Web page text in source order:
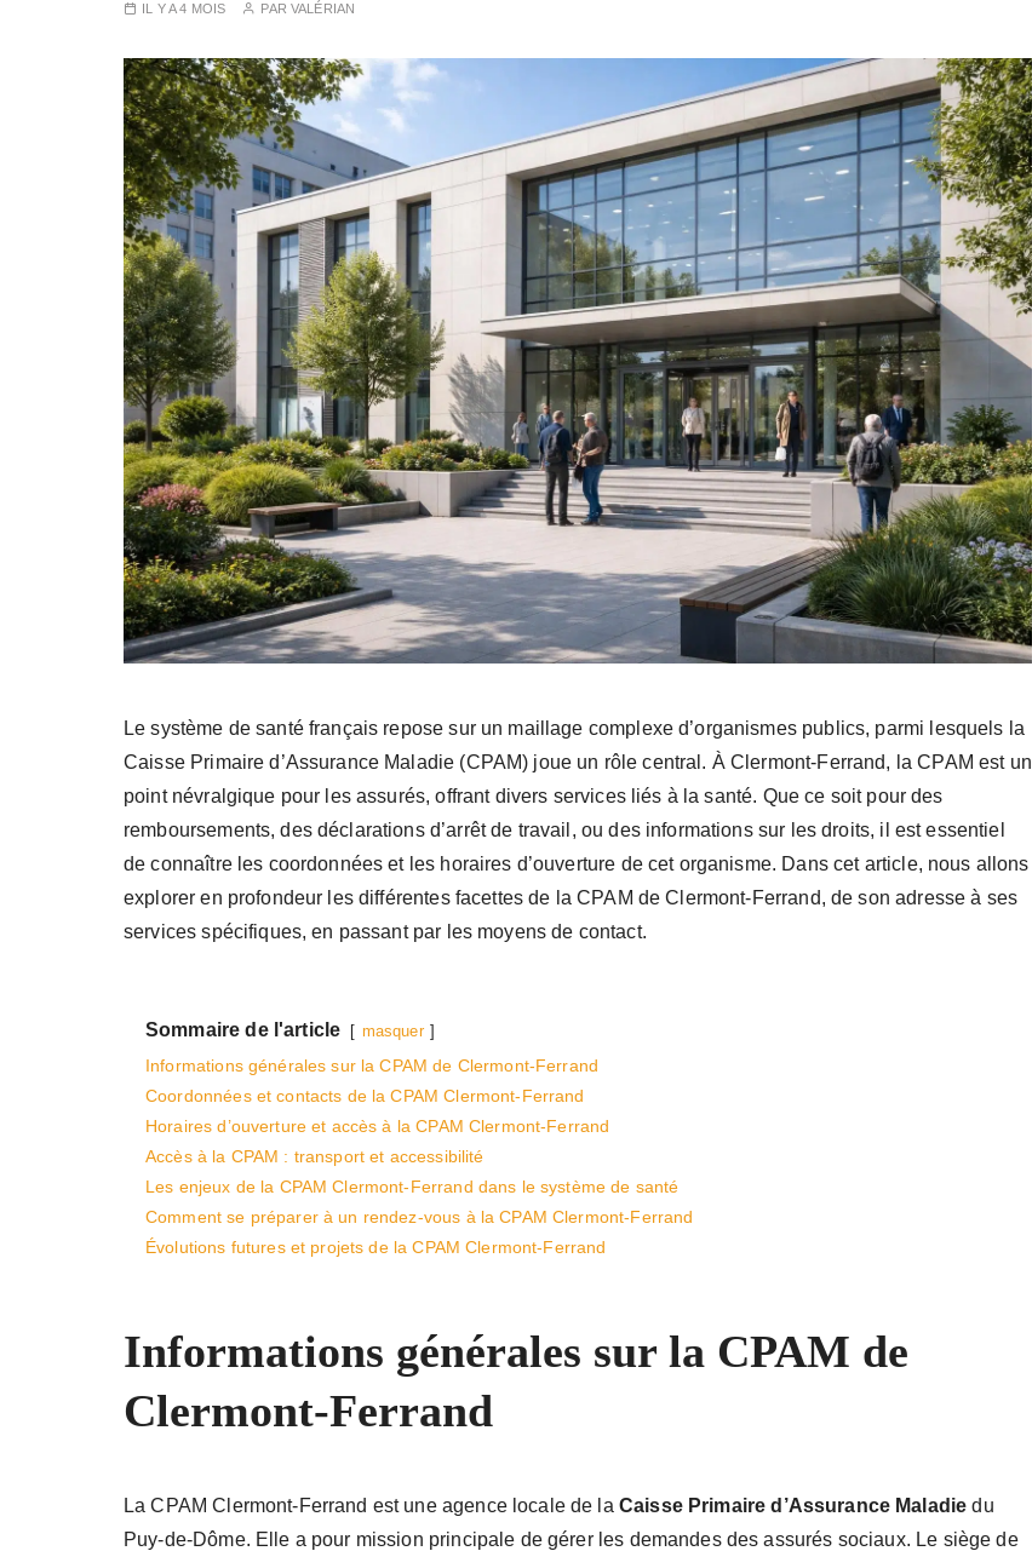
IL Y A 4 MOIS PARVALÉRIAN
Le système de santé français repose sur un maillage complexe d’organismes publics, parmi lesquels la
Caisse Primaire d’Assurance Maladie (CPAM) joue un rôle central. À Clermont-Ferrand, la CPAM est un
point névralgique pour les assurés, offrant divers services liés à la santé. Que ce soit pour des
remboursements, des déclarations d’arrêt de travail, ou des informations sur les droits, il est essentiel
de connaître les coordonnées et les horaires d’ouverture de cet organisme. Dans cet article, nous allons
explorer en profondeur les différentes facettes de la CPAM de Clermont-Ferrand, de son adresse à ses
services spécifiques, en passant par les moyens de contact.
Sommaire de l'article masquer
Informations générales sur la CPAM de Clermont-Ferrand
Coordonnées et contacts de la CPAM Clermont-Ferrand
Horaires d’ouverture et accès à la CPAM Clermont-Ferrand
Accès à la CPAM : transport et accessibilité
Les enjeux de la CPAM Clermont-Ferrand dans le système de santé
Comment se préparer à un rendez-vous à la CPAM Clermont-Ferrand
Évolutions futures et projets de la CPAM Clermont-Ferrand
Informations générales sur la CPAM de
Clermont-Ferrand
La CPAM Clermont-Ferrand est une agence locale de la Caisse Primaire d’Assurance Maladie du
Puy-de-Dôme. Elle a pour mission principale de gérer les demandes des assurés sociaux. Le siège de